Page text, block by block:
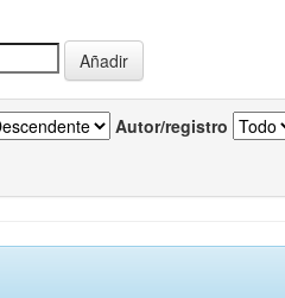
Autor/registro